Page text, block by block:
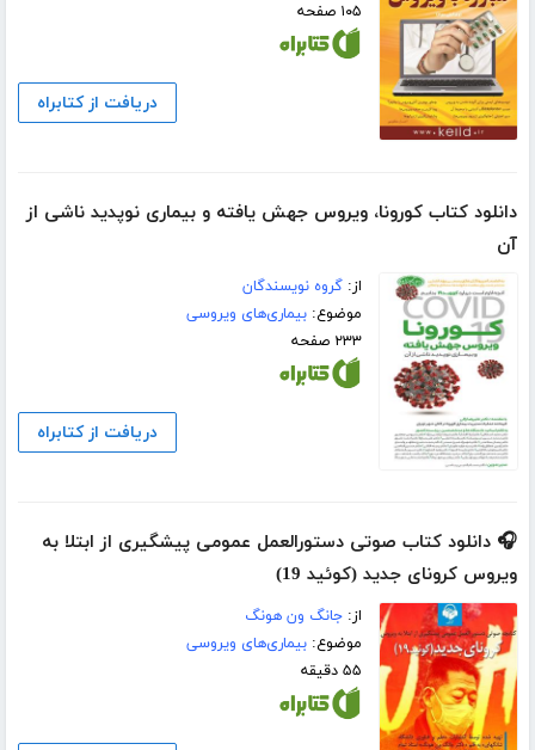
۱۰۵ صفحه
دریافت از کتابراه
دانلود کتاب کورونا، ویروس جهش‌ یافته و بیماری نوپدید ناشی از
آن
از:گروه نویسندگان
موضوع:بیماری‌های ویروسی
۲۳۳ صفحه
دریافت از کتابراه
🎧 دانلود کتاب صوتی دستورالعمل عمومی پیشگیری از ابتلا به
ویروس کرونای جدید (کوئید 19)
از:جانگ ون هونگ
موضوع:بیماری‌های ویروسی
۵۵ دقیقه